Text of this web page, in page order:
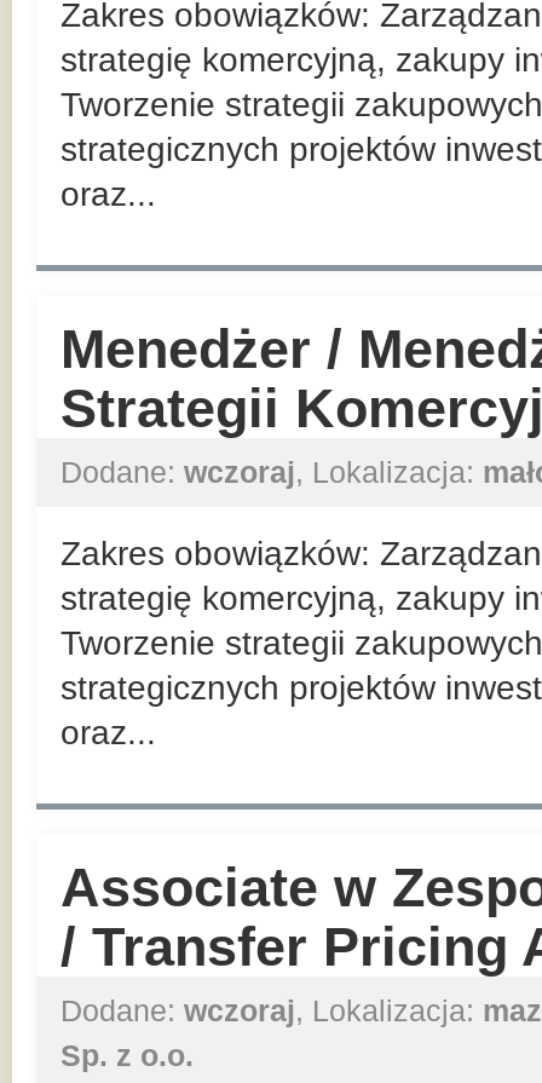
Zakres obowiązków:
strategię komercyjną, zakupy
Tworzenie strategii
strategicznych projektów
oraz...
Menedżer /
Strategii
Dodane: wczoraj, Lokalizacja:
Zakres obowiązków:
strategię komercyjną, zakupy
Tworzenie strategii
strategicznych projektów
oraz...
Associate w
/ Transfer Pricing
Dodane: wczoraj, Lokalizacja:
Sp. z o.o.